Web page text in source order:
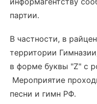
партии.
В частности, в
территории
в форме буквы "Z" с
Мероприятие
песни и гимн РФ.